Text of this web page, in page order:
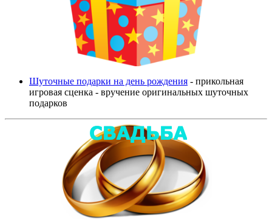
Шуточные подарки на день рождения - прикольная
игровая сценка - вручение оригинальных шуточных
подарков